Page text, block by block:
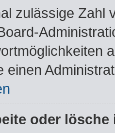
zulässige Zahl
einen
oder